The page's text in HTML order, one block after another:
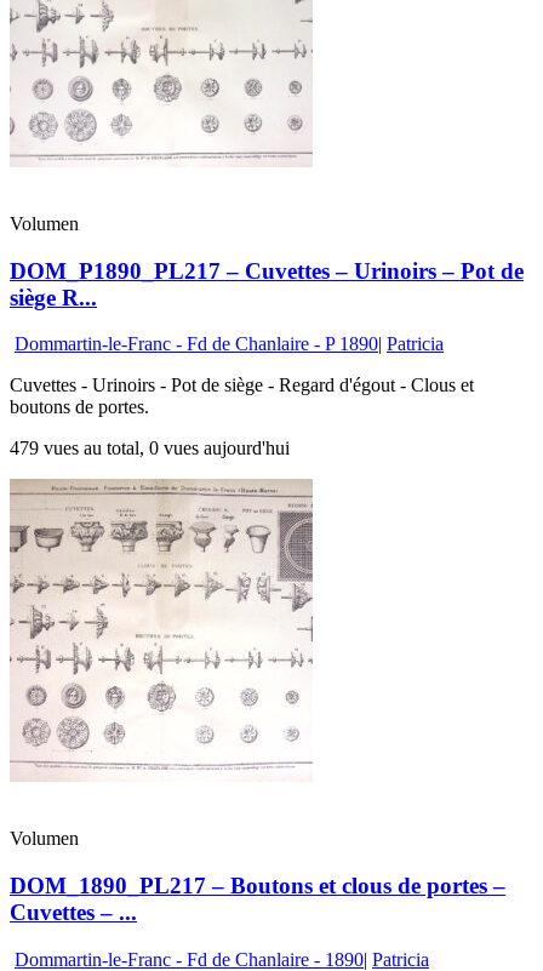
Volumen
DOM_P1890_PL217 – Cuvettes – Urinoirs – Pot de
siège R...
Dommartin-le-Franc - Fd de Chanlaire - P 1890 Patricia
Cuvettes - Urinoirs - Pot de siège - Regard d'égout - Clous et
boutons de portes.
479 vues au total, 0 vues aujourd'hui
Volumen
DOM_1890_PL217 – Boutons et clous de portes –
Cuvettes – ...
Dommartin-le-Franc - Fd de Chanlaire - 1890| Patricia